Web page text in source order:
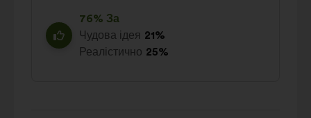
76% За
Чудова ідея 21%
Реалістично 25%